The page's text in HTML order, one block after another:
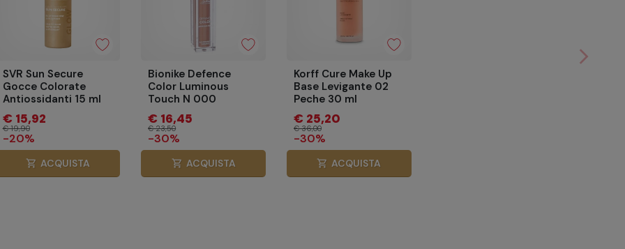
arrow_forward_ios
SVR Sun Secure
Gocce Colorate
Antiossidanti 15 ml
€ 15,92
€ 19,90
-20%
shopping_cart ACQUISTA
Bionike Defence
Color Luminous
Touch N 000
Lumiere
€ 16,45
€ 23,50
-30%
shopping_cart ACQUISTA
Korff Cure Make Up
Base Levigante 02
Peche 30 ml
€ 25,20
€ 36,00
-30%
shopping_cart ACQUISTA